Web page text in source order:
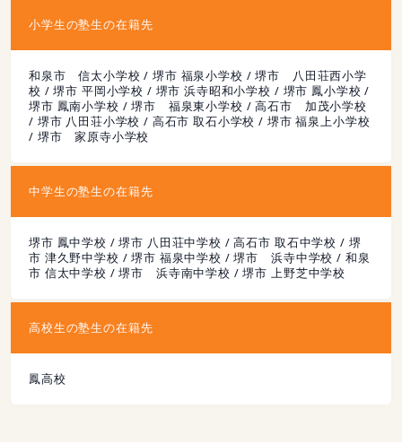
小学生の塾生の在籍先
和泉市 信太小学校 / 堺市 福泉小学校 / 堺市 八田荘西小学
校 / 堺市 平岡小学校 / 堺市 浜寺昭和小学校 / 堺市 鳳小学校 /
堺市 鳳南小学校 / 堺市 福泉東小学校 / 高石市 加茂小学校
/ 堺市 八田荘小学校 / 高石市 取石小学校 / 堺市 福泉上小学校
/ 堺市 家原寺小学校
中学生の塾生の在籍先
堺市 鳳中学校 / 堺市 八田荘中学校 / 高石市 取石中学校 / 堺
市 津久野中学校 / 堺市 福泉中学校 / 堺市 浜寺中学校 / 和泉
市 信太中学校 / 堺市 浜寺南中学校 / 堺市 上野芝中学校
高校生の塾生の在籍先
鳳高校